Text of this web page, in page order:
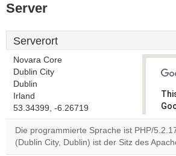
Server
Serverort
Novara Core
Dublin City
Dublin
Irland
53.34399, -6.26719
Die programmierte Sprache ist PHP/
(Dublin City, Dublin) ist der Sitz des